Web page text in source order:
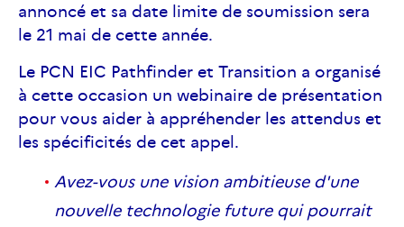
annoncé et sa date limite de soumission sera
le 21 mai de cette année.
Le PCN EIC Pathfinder et Transition a organisé
à cette occasion un webinaire de présentation
pour vous aider à appréhender les attendus et
les spécificités de cet appel.
Avez-vous une vision ambitieuse d'une
nouvelle technologie future qui pourrait